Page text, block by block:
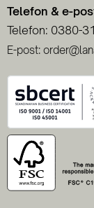
Telefon & e-
Telefon: 0380-
E-post: